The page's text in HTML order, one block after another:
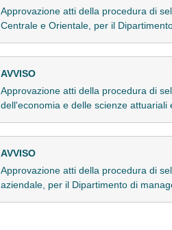
Approvazione atti della procedura di
Centrale e Orientale, per il
AVVISO
Approvazione atti della procedura di
dell'economia e delle scienze attuariali
AVVISO
Approvazione atti della procedura di
aziendale, per il Dipartimento di